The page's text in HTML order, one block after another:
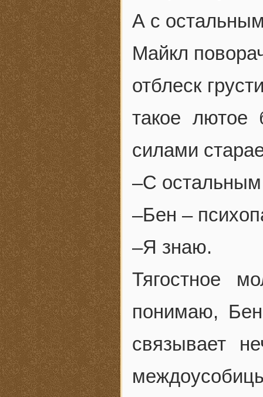
А с
Майкл
отблеск
такое лютое
силами
–С остальным
–Бен –
–Я знаю.
Тягостное
понимаю,
связывает